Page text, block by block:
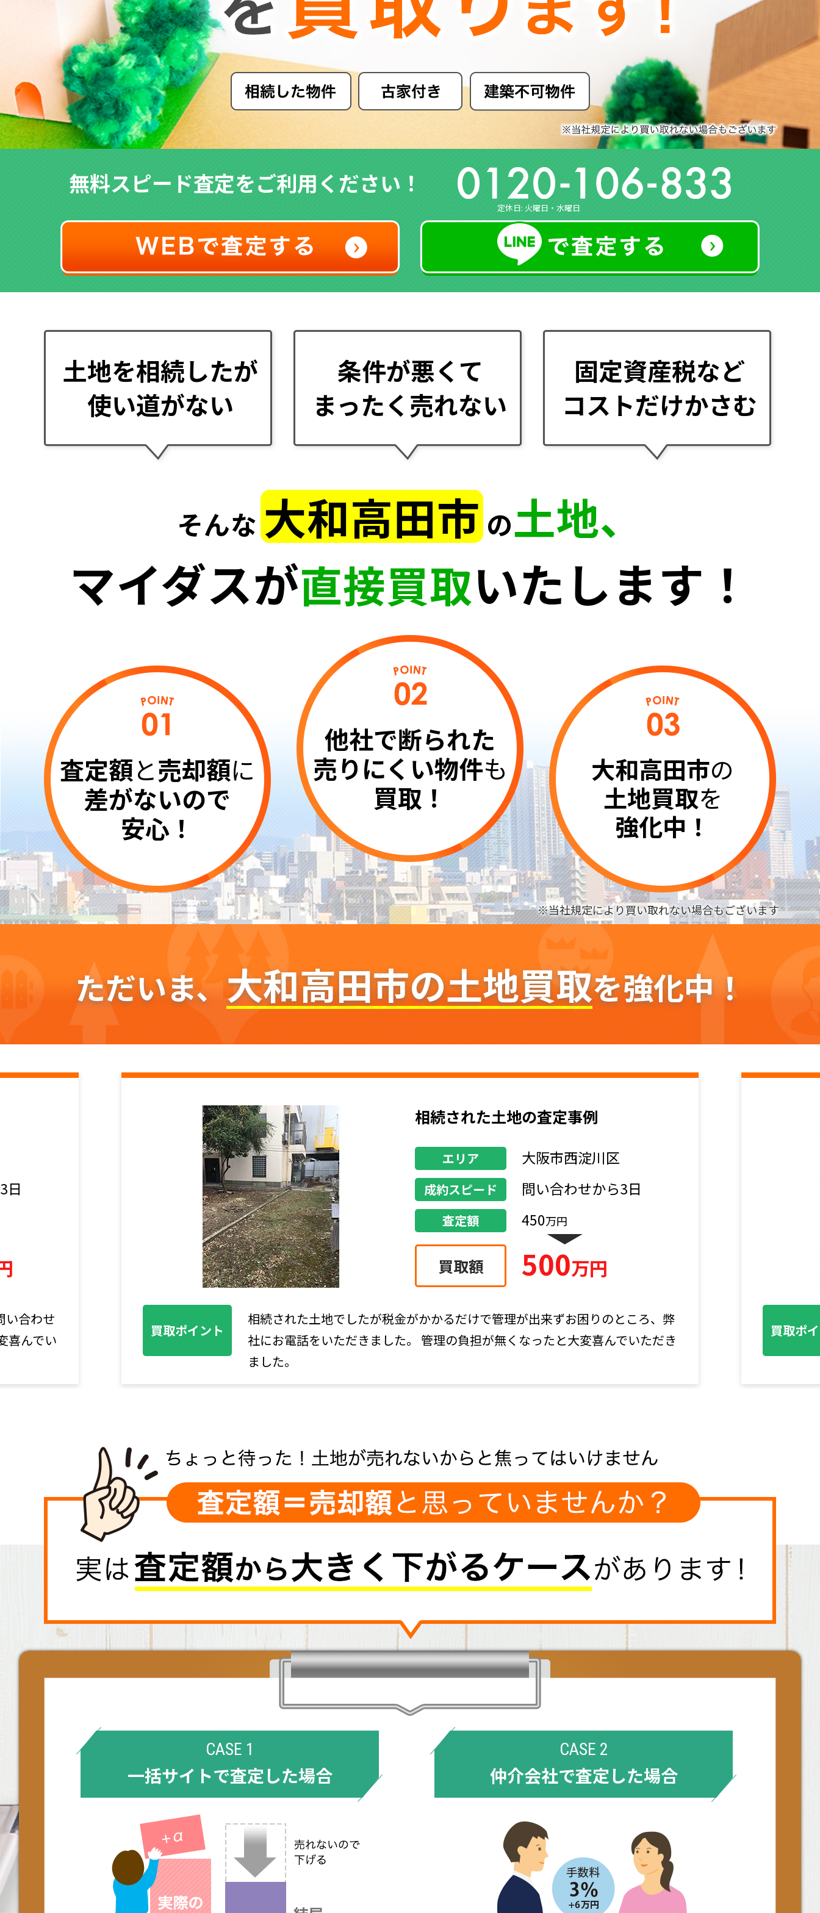
無料スピード査定をご利用ください！
定休日: 火曜日・水曜日
土地を相続したが
使い道がない
条件が悪くて
まったく売れない
固定資産税など
コストだけかさむ
そんな 大和高田市 の土地、
マイダスが直接買取いたします！
査定額と売却額に
差がないので
安心！
他社で断られた
売りにくい物件も
買取！
大和高田市の
土地買取を
強化中！
※当社規定により買い取れない場合もございます
ただいま、大和高田市の土地買取を強化中！
日
ころ、弊
いただき
古家付土地の買取事例2
エリア 高槻市
成約スピード 問い合わせから3日
査定額 170万円
買取額 200万円
買取ポイント
更地にしてから売却するか、古家の状態で売却するかお悩みのところ弊社まで
ご相談のお問い合わせをいただきました。弊社では現状のままでの買取が可能
です！
買取ポ
CASE 1
一括サイトで査定した場合
CASE 2
仲介会社で査定した場合